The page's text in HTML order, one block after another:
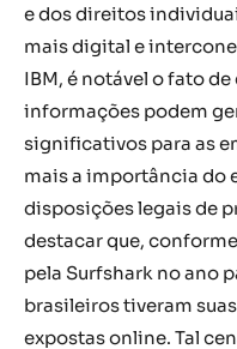
e dos direitos
mais digital e
IBM, é notável o fato
informações podem
significativos para as
mais a importância do
disposições legais de
destacar que,
pela Surfshark no ano
brasileiros tiveram
expostas online. Tal